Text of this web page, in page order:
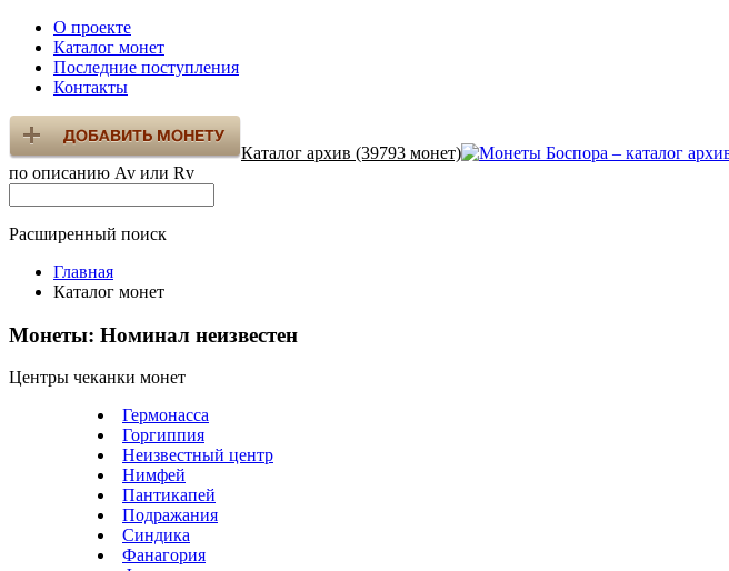
О проекте
Каталог монет
Последние поступления
Контакты
Каталог архив (39793 монет)
по описанию Av или Rv
Расширенный поиск
Главная
Каталог монет
Монеты: Номинал неизвестен
Центры чеканки монет
Гермонасса
Горгиппия
Неизвестный центр
Нимфей
Пантикапей
Подражания
Синдика
Фанагория